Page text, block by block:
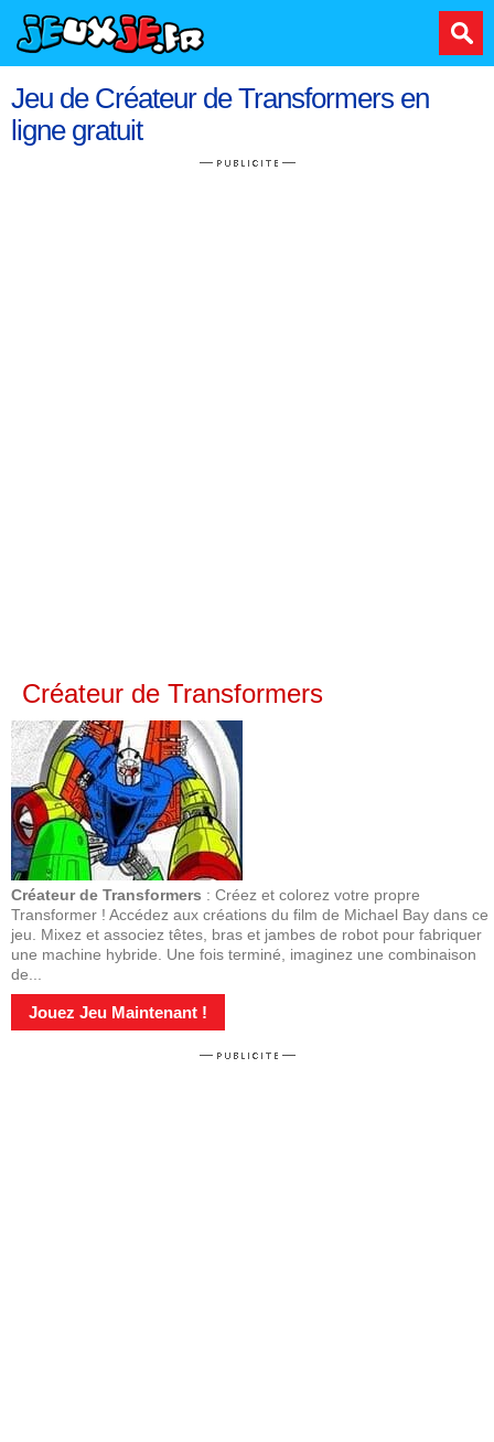
Jeu de Créateur de Transformers en
ligne gratuit
Créateur de Transformers
Créateur de Transformers : Créez et colorez votre propre
Transformer ! Accédez aux créations du film de Michael Bay dans ce
jeu. Mixez et associez têtes, bras et jambes de robot pour fabriquer
une machine hybride. Une fois terminé, imaginez une combinaison
de...
Jouez Jeu Maintenant !